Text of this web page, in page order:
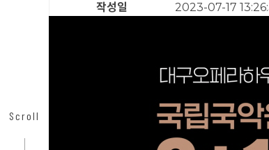
Scroll
작성일
2023-07-17